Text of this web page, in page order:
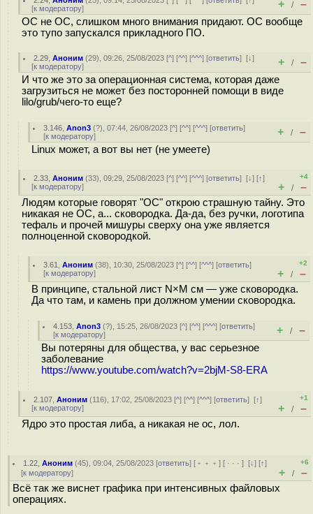
[к модератору] + / –
ОС не ОС, слишком много внимания придают. ОС вообще
это тупо запускался прикладного ПО.
2.29 ,Аноним (29), 09:26, 25/08/2023 [^] [^^] [^^^] [ответить][↓]
[к модератору] + / –
И что же это за операционная система, которая даже
загрузиться не может без посторонней помощи в виде
lilo/grub/чего-то еще?
3.146 ,Anon3 (?), 07:44, 26/08/2023 [^] [^^] [^^^] [ответить]
[к модератору] + / –
Linux может, а вот вы нет (не умеете)
2.33 ,Аноним (33), 09:29, 25/08/2023 [^] [^^] [^^^] [ответить][↓] [↑]
[к модератору]
+4
+ / –
Людям которые говорят "ОС" открою страшную тайну. Это
никакая не ОС, а... сковородка. Да-да, без ручки, логотипа
тефаль и прочей мишуры сверху она уже является
полноценной сковородкой.
3.61 ,Аноним (38), 10:30, 25/08/2023 [^] [^^] [^^^] [ответить]
[к модератору]
+2
+ / –
В принципе, стальной лист N×M см — уже сковородка.
Да что там, и камень при должном умении сковородка.
4.153 ,Anon3 (?), 15:25, 26/08/2023 [^] [^^] [^^^] [ответить]
[к модератору] + / –
Вы потеряны для общества, у вас серьезное
заболевание
https://www.youtube.com/watch?v=2bjM-S8-ERA
2.107 ,Аноним (116), 17:02, 25/08/2023 [^] [^^] [^^^] [ответить][↑]
[к модератору]
+1
+ / –
Ядро это простая либа, а никакая не ос, лол.
1.22 ,Аноним (45), 09:04, 25/08/2023 [ответить] [ ﹢﹢﹢] [ · · ·][↓] [↑]
[к модератору]
+6
+ / –
Всё так же виснет графика при интенсивных файловых
операциях.